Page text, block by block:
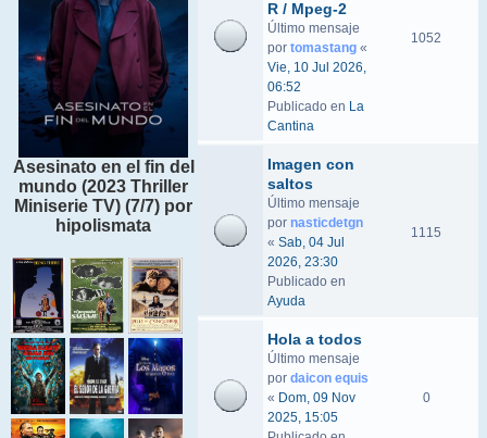
Asesinato en el fin del
mundo (2023 Thriller
Miniserie TV) (7/7) por
hipolismata
R / Mpeg-2
Último mensaje
por tomastang «
Vie, 10 Jul 2026,
06:52
Publicado en La
Cantina
1052
Imagen con
saltos
Último mensaje
por nasticdetgn
« Sab, 04 Jul
2026, 23:30
Publicado en
Ayuda
1115
Hola a todos
Último mensaje
por daicon equis
« Dom, 09 Nov
2025, 15:05
0